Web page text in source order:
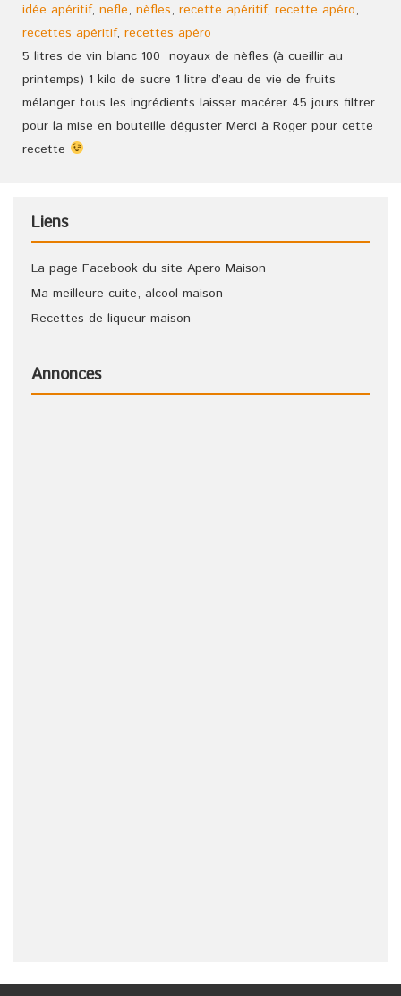
idée apéritif, nefle, nèfles, recette apéritif, recette apéro,
recettes apéritif, recettes apéro
5 litres de vin blanc 100 noyaux de nèfles (à cueillir au
printemps) 1 kilo de sucre 1 litre d’eau de vie de fruits
mélanger tous les ingrédients laisser macérer 45 jours filtrer
pour la mise en bouteille déguster Merci à Roger pour cette
recette
Liens
La page Facebook du site Apero Maison
Ma meilleure cuite, alcool maison
Recettes de liqueur maison
Annonces